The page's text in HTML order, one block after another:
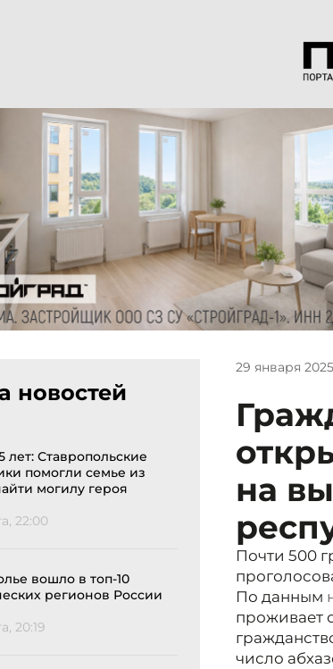
новостей
лет: Ставропольские
помогли семье из
могилу героя
22:00
вошло в топ-10
регионов России
20:19
29 января
на
Почти 500
По данным
проживает
число